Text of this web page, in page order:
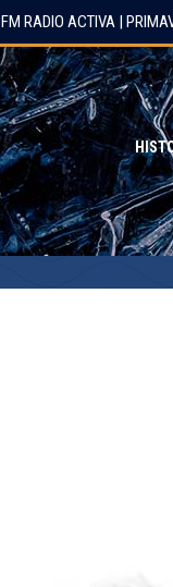
FM RADIO ACTIVA |